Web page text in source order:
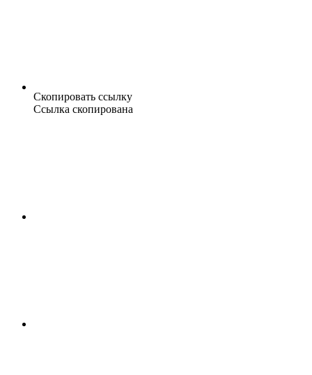
Скопировать ссылку
Ссылка скопирована